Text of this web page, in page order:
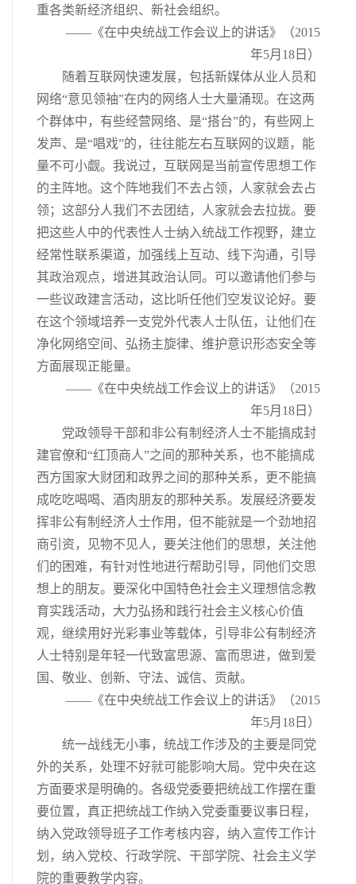
重各类新经济组织、新社会组织。
——《在中央统战工作会议上的讲话》（2015
年5月18日）
随着互联网快速发展，包括新媒体从业人员和
网络“意见领袖”在内的网络人士大量涌现。在这两
个群体中，有些经营网络、是“搭台”的，有些网上
发声、是“唱戏”的，往往能左右互联网的议题，能
量不可小觑。我说过，互联网是当前宣传思想工作
的主阵地。这个阵地我们不去占领，人家就会去占
领；这部分人我们不去团结，人家就会去拉拢。要
把这些人中的代表性人士纳入统战工作视野，建立
经常性联系渠道，加强线上互动、线下沟通，引导
其政治观点，增进其政治认同。可以邀请他们参与
一些议政建言活动，这比听任他们空发议论好。要
在这个领域培养一支党外代表人士队伍，让他们在
净化网络空间、弘扬主旋律、维护意识形态安全等
方面展现正能量。
——《在中央统战工作会议上的讲话》（2015
年5月18日）
党政领导干部和非公有制经济人士不能搞成封
建官僚和“红顶商人”之间的那种关系，也不能搞成
西方国家大财团和政界之间的那种关系，更不能搞
成吃吃喝喝、酒肉朋友的那种关系。发展经济要发
挥非公有制经济人士作用，但不能就是一个劲地招
商引资，见物不见人，要关注他们的思想，关注他
们的困难，有针对性地进行帮助引导，同他们交思
想上的朋友。要深化中国特色社会主义理想信念教
育实践活动，大力弘扬和践行社会主义核心价值
观，继续用好光彩事业等载体，引导非公有制经济
人士特别是年轻一代致富思源、富而思进，做到爱
国、敬业、创新、守法、诚信、贡献。
——《在中央统战工作会议上的讲话》（2015
年5月18日）
统一战线无小事，统战工作涉及的主要是同党
外的关系，处理不好就可能影响大局。党中央在这
方面要求是明确的。各级党委要把统战工作摆在重
要位置，真正把统战工作纳入党委重要议事日程，
纳入党政领导班子工作考核内容，纳入宣传工作计
划，纳入党校、行政学院、干部学院、社会主义学
院的重要教学内容。